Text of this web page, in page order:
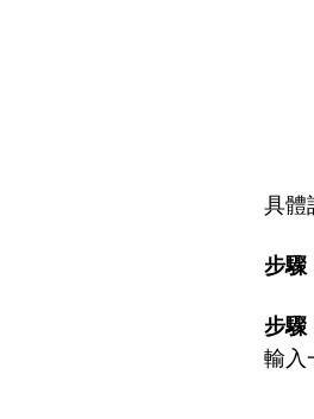
具體
步驟
步驟
輸入